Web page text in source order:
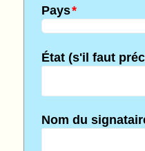
*
Pays
État (s'il faut
Nom du